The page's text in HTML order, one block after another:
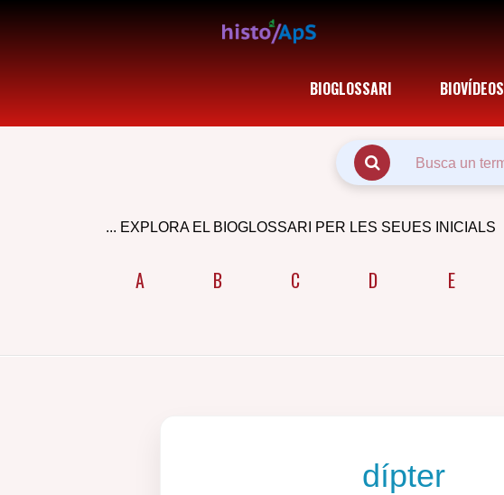
BIOGLOSSARI BIOVÍDEOS
... EXPLORA EL BIOGLOSSARI PER LES SEUES INICIALS
A B C D E
dípter